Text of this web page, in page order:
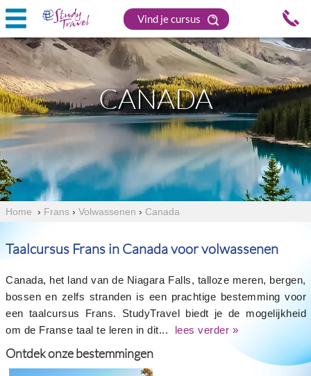
Vind je cursus
CANADA
Home › Frans › Volwassenen › Canada
Taalcursus Frans in Canada voor volwassenen
Canada, het land van de Niagara Falls, talloze meren, bergen,
bossen en zelfs stranden is een prachtige bestemming voor
een taalcursus Frans. StudyTravel biedt je de mogelijkheid
om de Franse taal te leren in dit...
lees verder »
Ontdek onze bestemmingen